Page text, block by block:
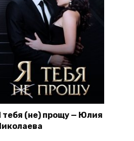
тебя (не) прощу — Юлия